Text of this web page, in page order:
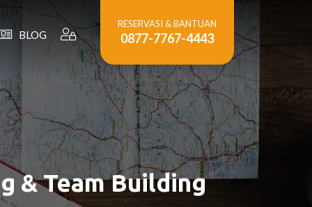
BLOG
RESERVASI & BANTUAN
0877-7767-4443
& Team Building